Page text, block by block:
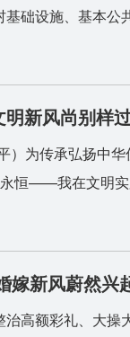
基础设施、基本公
新风尚别样
）为传承弘扬中
恒——我在文明实
嫁新风蔚然兴
高额彩礼、大